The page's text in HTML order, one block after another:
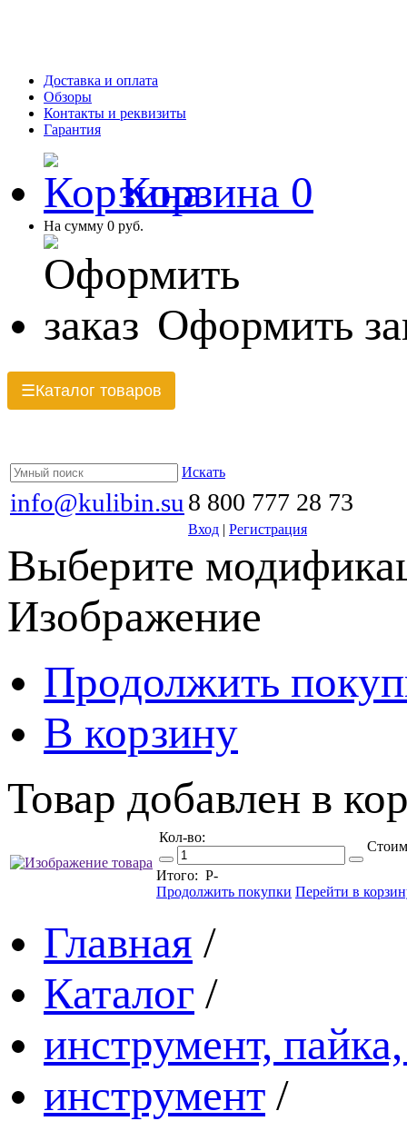
Доставка и оплата
Обзоры
Контакты и реквизиты
Гарантия
Корзина 0
На сумму 0 руб.
Оформить
☰Каталог товаров
Искать
info@kulibin.su 8 800 777 28 73
Вход | Регистрация
Выберите
Изображение
Продолжить
В корзину
Товар добавлен в
Кол-во:
Итого: Р-
Продолжить покупки Перейти в
Главная /
Каталог /
инструмент,
инструмент /